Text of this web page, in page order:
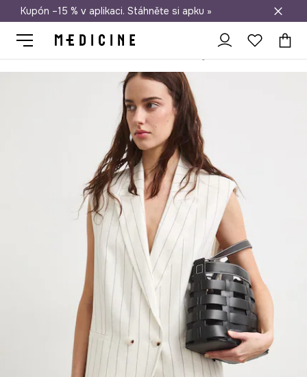
Doprava zdarma při nákupu nad 1 200 Kč
Kupón –15 % v aplikaci. Stáhněte si apku »